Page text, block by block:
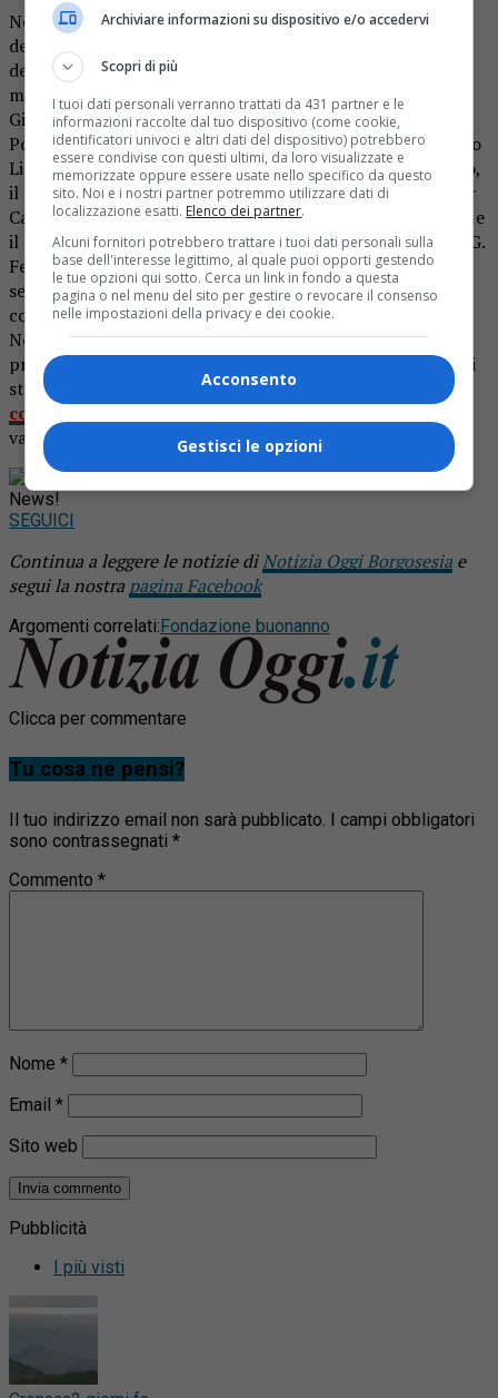
Nei giorni scorsi è avvenuta la consegna simbolica
dell’assegno da 4.000 euro per gli studenti degli istituti
della Valsesia per40 mini borse di studio per gli studenti
meritevoli. Presente Emanuela Buonanno, sorella di
Gianluca Buonanno. Erano presenti il professor Enzo
Portalupi, preside dell’Istituto d’Adda Liceo Classico, Liceo
Linguistico, Liceo Artistico ed Istituto Tecnico Economico,
il professor Paolo Ferrari in rappresentanza del professor
Carmelo Profetto preside dell’Istituto Lancia Itis ed Ipsia e
il professor Alberto Lovatto preside del Liceo Scientifico G.
Ferraris e dell’ Istituto Alberghiero Ipssar Pastore.La
selezione verrà fatta dai docenti degli istituti tenendo
conto di molti fattori: rendimento, potenziale, iniziativa.
Non c’è bisogno di nessuna registrazione, i docenti
prenderanno in considerazione automaticamente tutti gli
studenti.
L’associazione W la Valsesia si è da poco
costituita
valorizzare il territorio.
Rimani aggiornato seguendoci su Google
News!
SEGUICI
Continua a leggere le notizie diNotizia Oggi Borgosesia e
segui la nostra pagina Facebook
Argomenti correlati:Fondazione buonanno
Clicca per commentare
Tu cosa ne pensi?
Il tuo indirizzo email non sarà pubblicato. I campi obbligatori
sono contrassegnati *
Commento *
Nome *
Email *
Sito web
Pubblicità
I più visti
Archiviare informazioni su dispositivo e/o accedervi
Scopri di più
I tuoi dati personali verranno trattati da 431 partner e le
informazioni raccolte dal tuo dispositivo (come cookie,
identificatori univoci e altri dati del dispositivo) potrebbero
essere condivise con questi ultimi, da loro visualizzate e
memorizzate oppure essere usate nello specifico da questo
sito. Noi e i nostri partner potremmo utilizzare dati di
localizzazione esatti. Elenco dei partner.
Alcuni fornitori potrebbero trattare i tuoi dati personali sulla
base dell'interesse legittimo, al quale puoi opporti gestendo
le tue opzioni qui sotto. Cerca un link in fondo a questa
pagina o nel menu del sito per gestire o revocare il consenso
nelle impostazioni della privacy e dei cookie.
Acconsento
Gestisci le opzioni